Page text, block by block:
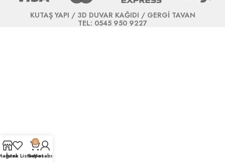
KUTAŞ YAPI / 3D DUVAR KAĞIDI / GERGİ TAVAN
TEL: 0545 950 9227
İstek Listesi
0
Sepet
Hesabım